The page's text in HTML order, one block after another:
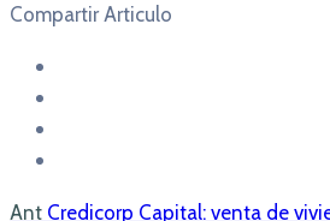
Compartir Articulo
Ant Credicorp Capital: venta de